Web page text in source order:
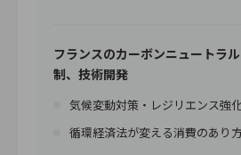
フランスのカーボンニュートラ
制、技術開発
気候変動対策・レジリエンス強
循環経済法が変える消費のあり